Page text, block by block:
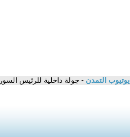
يوتيوب التمدن - جولة داخلية للرئيس